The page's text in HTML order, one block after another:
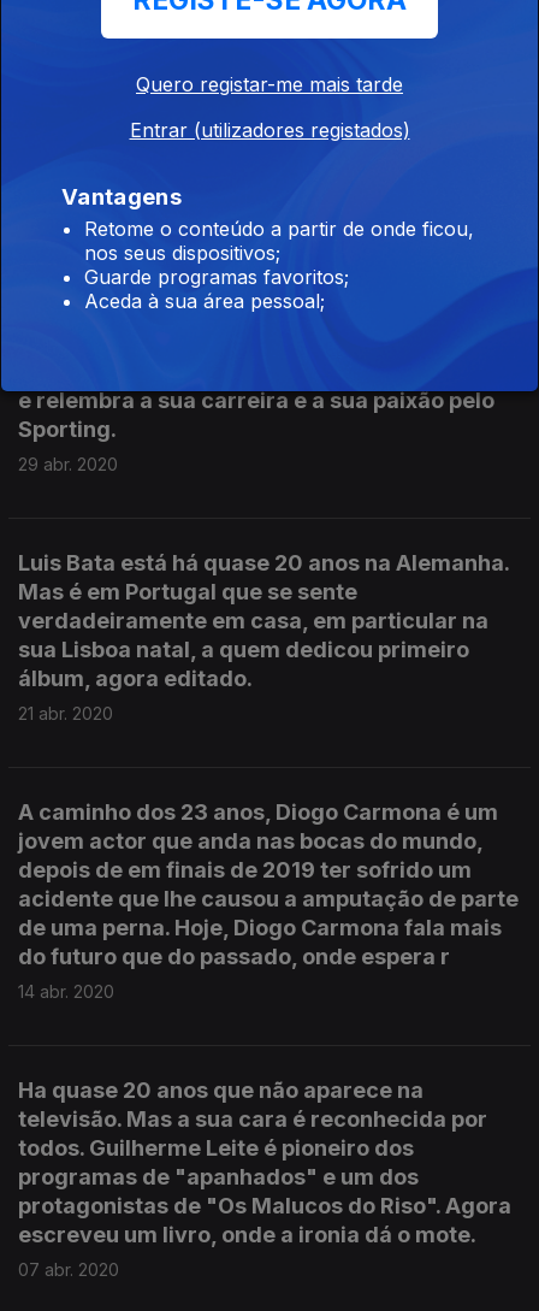
Ada de Castro - 60 anos de carreira
05 mai. 2020
e relembra a sua carreira e a sua paixão pelo
Sporting.
29 abr. 2020
Luis Bata está há quase 20 anos na Alemanha.
Mas é em Portugal que se sente
verdadeiramente em casa, em particular na
sua Lisboa natal, a quem dedicou primeiro
álbum, agora editado.
21 abr. 2020
A caminho dos 23 anos, Diogo Carmona é um
jovem actor que anda nas bocas do mundo,
depois de em finais de 2019 ter sofrido um
acidente que lhe causou a amputação de parte
de uma perna. Hoje, Diogo Carmona fala mais
do futuro que do passado, onde espera r
14 abr. 2020
Ha quase 20 anos que não aparece na
televisão. Mas a sua cara é reconhecida por
todos. Guilherme Leite é pioneiro dos
programas de "apanhados" e um dos
protagonistas de "Os Malucos do Riso". Agora
escreveu um livro, onde a ironia dá o mote.
07 abr. 2020
Quero registar-me mais tarde
Entrar (utilizadores registados)
Vantagens
Retome o conteúdo a partir de onde ficou,
nos seus dispositivos;
Guarde programas favoritos;
Aceda à sua área pessoal;